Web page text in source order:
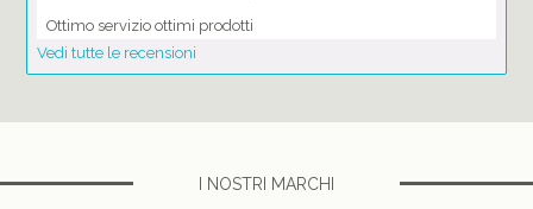
Ottimo servizio ottimi prodotti
Vedi tutte le recensioni
I NOSTRI MARCHI